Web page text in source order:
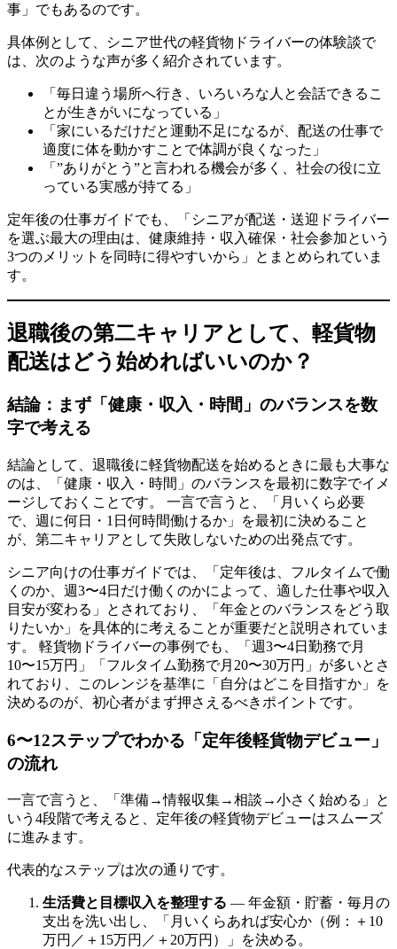
事」でもあるのです。
具体例として、シニア世代の軽貨物ドライバーの体験談で
は、次のような声が多く紹介されています。
「毎日違う場所へ行き、いろいろな人と会話できるこ
とが生きがいになっている」
「家にいるだけだと運動不足になるが、配送の仕事で
適度に体を動かすことで体調が良くなった」
「”ありがとう”と言われる機会が多く、社会の役に立
っている実感が持てる」
定年後の仕事ガイドでも、「シニアが配送・送迎ドライバー
を選ぶ最大の理由は、健康維持・収入確保・社会参加という
3つのメリットを同時に得やすいから」とまとめられていま
す。
退職後の第二キャリアとして、軽貨物
配送はどう始めればいいのか？
結論：まず「健康・収入・時間」のバランスを数
字で考える
結論として、退職後に軽貨物配送を始めるときに最も大事な
のは、「健康・収入・時間」のバランスを最初に数字でイメ
ージしておくことです。 一言で言うと、「月いくら必要
で、週に何日・1日何時間働けるか」を最初に決めること
が、第二キャリアとして失敗しないための出発点です。
シニア向けの仕事ガイドでは、「定年後は、フルタイムで働
くのか、週3〜4日だけ働くのかによって、適した仕事や収入
目安が変わる」とされており、「年金とのバランスをどう取
りたいか」を具体的に考えることが重要だと説明されていま
す。 軽貨物ドライバーの事例でも、「週3〜4日勤務で月
10〜15万円」「フルタイム勤務で月20〜30万円」が多いとさ
れており、このレンジを基準に「自分はどこを目指すか」を
決めるのが、初心者がまず押さえるべきポイントです。
6〜12ステップでわかる「定年後軽貨物デビュー」
の流れ
一言で言うと、「準備→情報収集→相談→小さく始める」と
いう4段階で考えると、定年後の軽貨物デビューはスムーズ
に進みます。
代表的なステップは次の通りです。
生活費と目標収入を整理する — 年金額・貯蓄・毎月の
支出を洗い出し、「月いくらあれば安心か（例：＋10
万円／＋15万円／＋20万円）」を決める。